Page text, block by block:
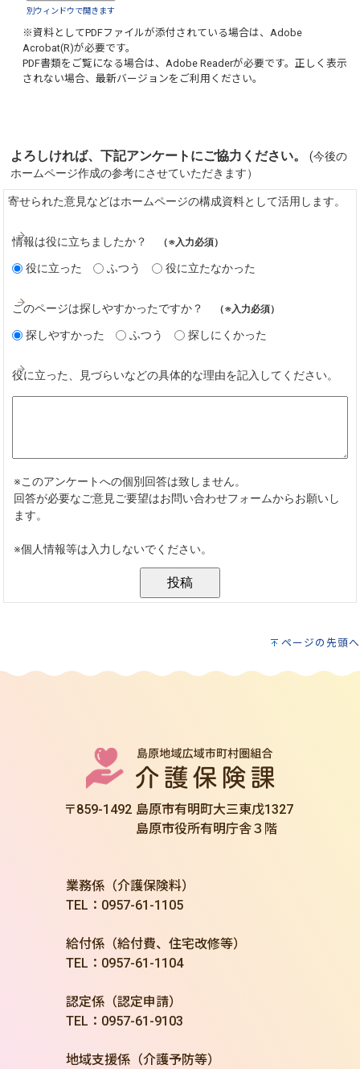
別ウィンドウで開きます
※資料としてPDFファイルが添付されている場合は、Adobe
Acrobat(R)が必要です。
PDF書類をご覧になる場合は、Adobe Readerが必要です。正しく表示
されない場合、最新バージョンをご利用ください。
ページの先頭へ
〒859-1492 島原市有明町大三東戊1327
島原市役所有明庁舎３階
業務係（介護保険料）
TEL：0957-61-1105
給付係（給付費、住宅改修等）
TEL：0957-61-1104
認定係（認定申請）
TEL：0957-61-9103
地域支援係（介護予防等）